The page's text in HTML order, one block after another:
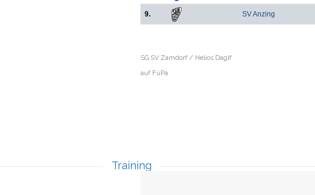
9. SV Anzing
SG SV Zamdorf / Helios Daglf
auf FuPa
Training